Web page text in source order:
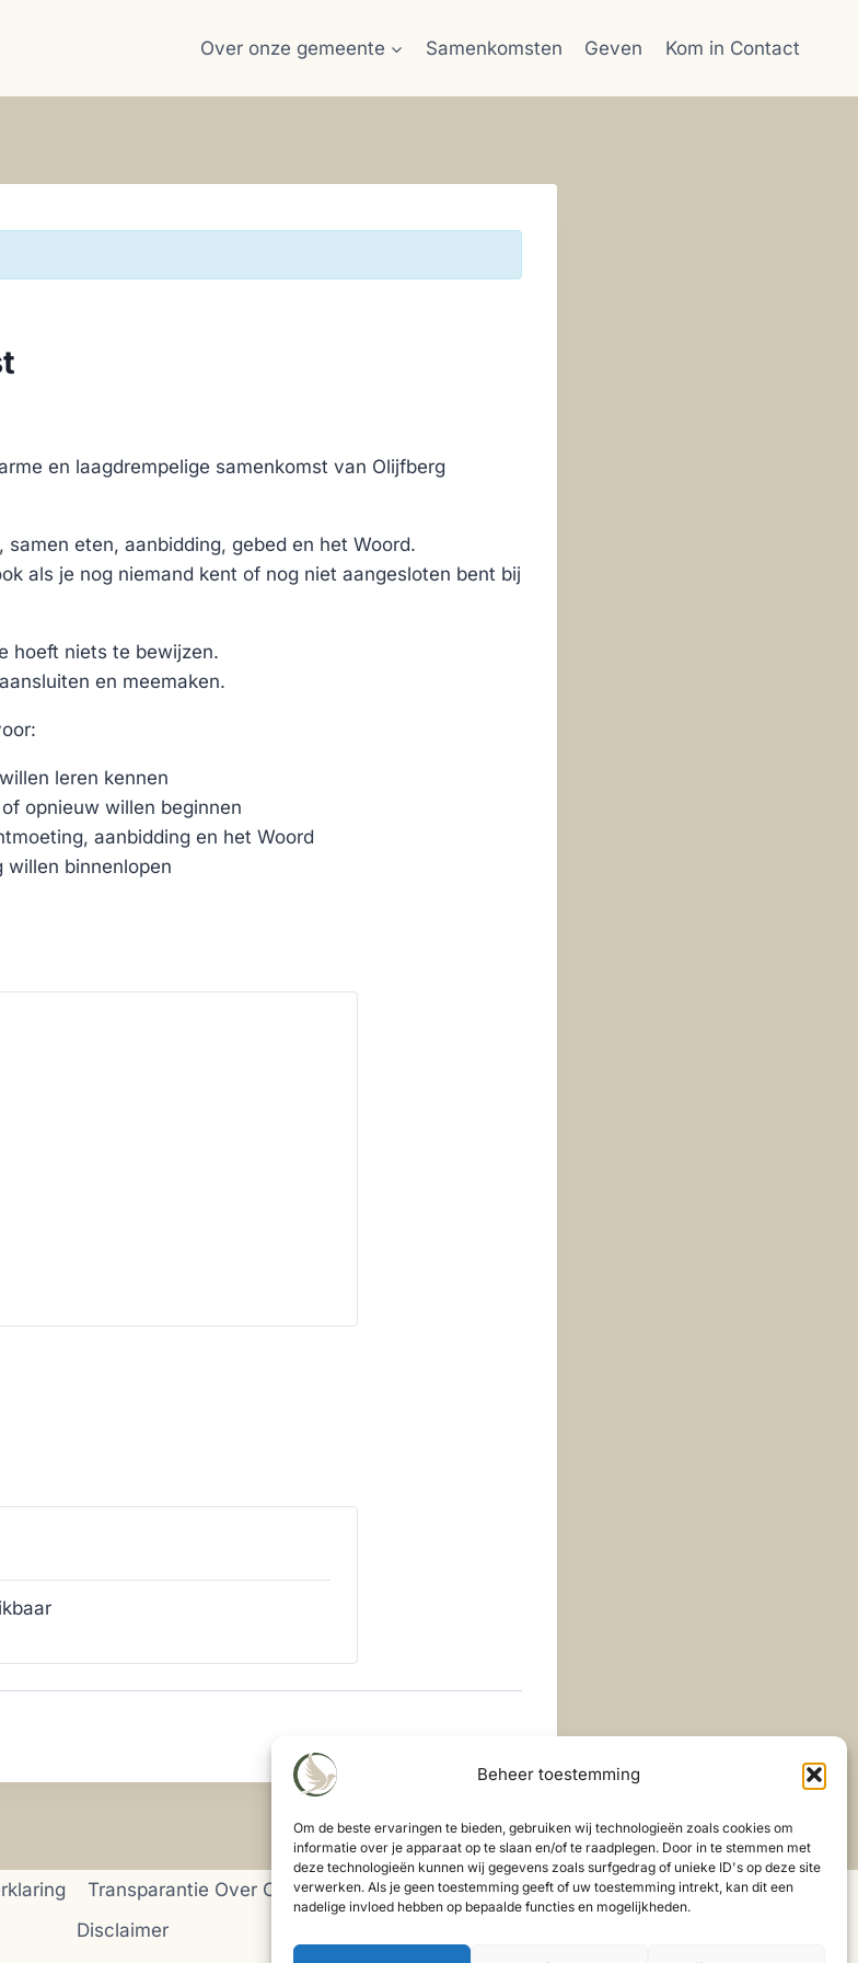
Beheer toestemming
Om de beste ervaringen te bieden, gebruiken wij technologieën zoals cookies om
informatie over je apparaat op te slaan en/of te raadplegen. Door in te stemmen met
deze technologieën kunnen wij gegevens zoals surfgedrag of unieke ID's op deze site
verwerken. Als je geen toestemming geeft of uw toestemming intrekt, kan dit een
nadelige invloed hebben op bepaalde functies en mogelijkheden.
Over onze gemeente Samenkomsten Geven Kom in Contact
en laagdrempelige samenkomst van Olijfberg
eten, aanbidding, gebed en het Woord.
als je nog niemand kent of nog niet aangesloten bent bij
hoeft niets te bewijzen.
en meemaken.
leren kennen
opnieuw willen beginnen
aanbidding en het Woord
willen binnenlopen
Transparantie Over Cookies
Disclaimer